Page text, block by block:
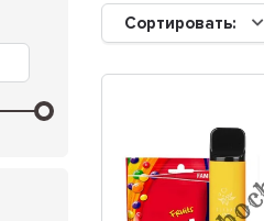
Сортировать: